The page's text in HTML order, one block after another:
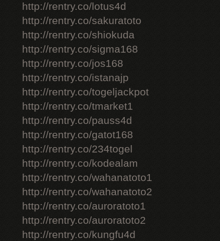
http://rentry.co/lotus4d
http://rentry.co/sakuratoto
http://rentry.co/shiokuda
http://rentry.co/sigma168
http://rentry.co/jos168
http://rentry.co/istanajp
http://rentry.co/togeljackpot
http://rentry.co/tmarket1
http://rentry.co/pauss4d
http://rentry.co/gatot168
http://rentry.co/234togel
http://rentry.co/kodealam
http://rentry.co/wahanatoto1
http://rentry.co/wahanatoto2
http://rentry.co/auroratoto1
http://rentry.co/auroratoto2
http://rentry.co/kungfu4d